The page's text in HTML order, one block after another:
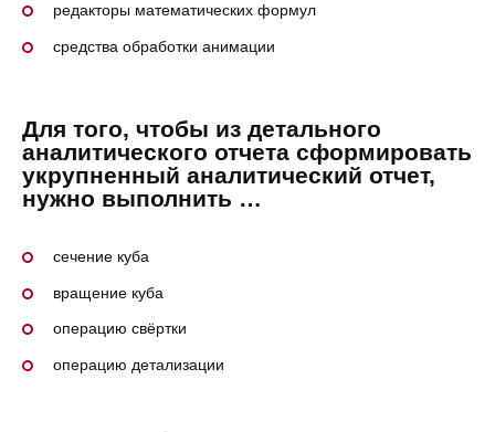
редакторы математических формул
средства обработки анимации
Для того, чтобы из детального
аналитического отчета сформировать
укрупненный аналитический отчет,
нужно выполнить …
сечение куба
вращение куба
операцию свёртки
операцию детализации